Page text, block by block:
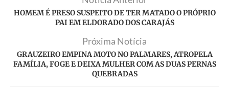
HOMEM É PRESO SUSPEITO DE TER MATADO O PRÓPRIO
PAI EM ELDORADO DOS CARAJÁS
Próxima Notícia
GRAUZEIRO EMPINA MOTO NO PALMARES, ATROPELA
FAMÍLIA, FOGE E DEIXA MULHER COM AS DUAS PERNAS
QUEBRADAS